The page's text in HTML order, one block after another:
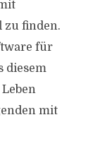
zu finden.
für
diesem
mit